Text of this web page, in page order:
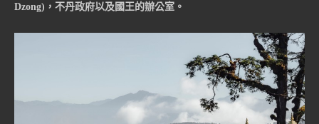
Dzong)，不丹政府以及國王的辦公室。